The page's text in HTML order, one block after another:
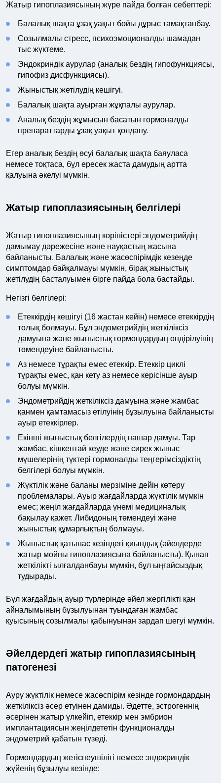
Жатыр гипоплазиясының жүре пайда болған себептері:
Балалық шақта ұзақ уақыт бойы дұрыс тамақтанбау.
Созылмалы стресс, психоэмоционалды шамадан
тыс жүктеме.
Эндокриндік аурулар (аналық бездің гипофункциясы,
гипофиз дисфункциясы).
Жыныстық жетілудің кешігуі.
Балалық шақта ауырған жұқпалы аурулар.
Аналық бездің жұмысын басатын гормоналды
препараттарды ұзақ уақыт қолдану.
Егер аналық бездің өсуі балалық шақта баяуласа
немесе тоқтаса, бұл ересек жаста дамудың артта
қалуына әкелуі мүмкін.
Жатыр гипоплазиясының белгілері
Жатыр гипоплазиясының көріністері эндометрийдің
дамымау дәрежесіне және науқастың жасына
байланысты. Балалық және жасөспірімдік кезеңде
симптомдар байқалмауы мүмкін, бірақ жыныстық
жетілудің басталуымен бірге пайда бола бастайды.
Негізгі белгілері:
Етеккірдің кешігуі (16 жастан кейін) немесе етеккірдің
толық болмауы. Бұл эндометрийдің жеткіліксіз
дамуына және жыныстық гормондардың өндірілуінің
төмендеуіне байланысты.
Аз немесе тұрақты емес етеккір. Етеккір циклі
тұрақты емес, қан кету аз немесе керісінше ауыр
болуы мүмкін.
Эндометрийдің жеткіліксіз дамуына және жамбас
қанмен қамтамасыз етілуінің бұзылуына байланысты
ауыр етеккірлер.
Екінші жыныстық белгілердің нашар дамуы. Тар
жамбас, кішкентай кеуде және сирек жыныс
мүшелерінің түктері гормоналды теңгерімсіздіктің
белгілері болуы мүмкін.
Жүктілік және баланы мерзіміне дейін көтеру
проблемалары. Ауыр жағдайларда жүктілік мүмкін
емес; жеңіл жағдайларда үнемі медициналық
бақылау қажет. Либидоның төмендеуі және
жыныстық құмарлықтың болмауы.
Жыныстық қатынас кезіндегі қиындық (әйелдерде
жатыр мойны гипоплазиясына байланысты). Қынап
жеткілікті ылғалданбауы мүмкін, бұл ыңғайсыздық
тудырады.
Бұл жағдайдың ауыр түрлерінде әйел жергілікті қан
айналымының бұзылуынан туындаған жамбас
қуысының созылмалы қабынуынан зардап шегуі мүмкін.
Әйелдердегі жатыр гипоплазиясының
патогенезі
Ауру жүктілік немесе жасөспірім кезінде гормондардың
жеткіліксіз әсер етуінен дамиды. Әдетте, эстрогеннің
әсерінен жатыр үлкейіп, етеккір мен эмбрион
имплантациясын жеңілдететін функционалды
эндометрий қабатын түзеді.
Гормондардың жетіспеушілігі немесе эндокриндік
жүйенің бұзылуы кезінде: